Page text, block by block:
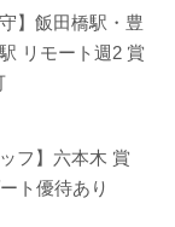
】飯田橋駅・豊
リモート週2 賞
フ】六本木 賞
ト優待あり